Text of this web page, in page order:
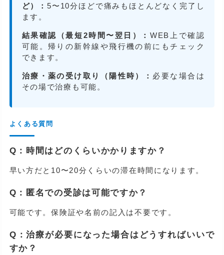
ど）：5〜10分ほどで痛みもほとんどなく完了し
ます。
結果確認（最短2時間〜翌日）： WEB上で確認
可能。帰りの新幹線や飛行機の前にもチェック
できます。
治療・薬の受け取り（陽性時）： 必要な場合は
その場で治療も可能。
よくある質問
Q：時間はどのくらいかかりますか？
早い方だと10〜20分くらいの滞在時間になります。
Q：匿名での受診は可能ですか？
可能です。保険証や名前の記入は不要です。
Q：治療が必要になった場合はどうすればいいで
すか？